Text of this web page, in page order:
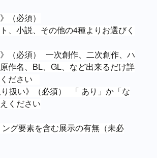
（必須）
、小説、その他の4種よりお選びく
（必須） 一次創作、二次創作、ハ
作名、BL、GL、など出来るだけ詳
ださい
扱い》（必須） 「 あり」か「な
ください
グ要素を含む展示の有無（未必